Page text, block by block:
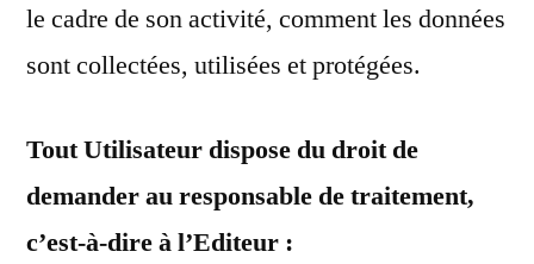
le cadre de son activité, comment les données
sont collectées, utilisées et protégées.
Tout Utilisateur dispose du droit de
demander au responsable de traitement,
c’est-à-dire à l’Editeur :